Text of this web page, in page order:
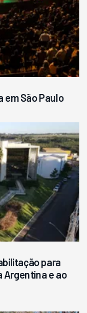
em São Paulo
para
Argentina e ao